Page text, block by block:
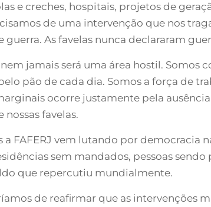
e creches, hospitais, projetos de
de uma intervenção que nos
guerra. As favelas nunca declararam
jamais será uma área hostil.
pão de cada dia. Somos a força de
ocorre justamente pela
favelas.
a FAFERJ vem lutando por democracia
sem mandados, pessoas
que repercutiu mundialmente.
de reafirmar que as intervenções